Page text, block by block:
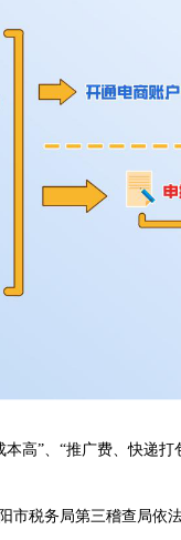
高”、“推广费、快递
市税务局第三稽查局依